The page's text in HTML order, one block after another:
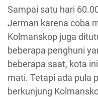
Sampai satu hari
Jerman karena coba
Kolmanskop juga
beberapa penghuni
beberapa saat, kota
mati. Tetapi ada pula
berkunjung